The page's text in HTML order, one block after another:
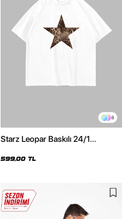
8
Starz Leopar Baskılı 24/1
599,00 TL